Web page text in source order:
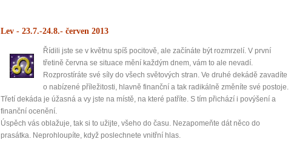
Lev - 23.7.-24.8.- červen 2013
Řídili jste se v květnu spíš pocitově, ale začínáte být rozmrzelí. V první
třetině června se situace mění každým dnem, vám to ale nevadí.
Rozprostíráte své síly do všech světových stran. Ve druhé dekádě zavadíte
o nabízené příležitosti, hlavně finanční a tak radikálně změníte své postoje.
Třetí dekáda je úžasná a vy jste na místě, na které patříte. S tím přichází i povýšení a
finanční ocenění.
Úspěch vás oblažuje, tak si to užijte, všeho do času. Nezapomeňte dát něco do
prasátka. Neprohloupíte, když poslechnete vnitřní hlas.